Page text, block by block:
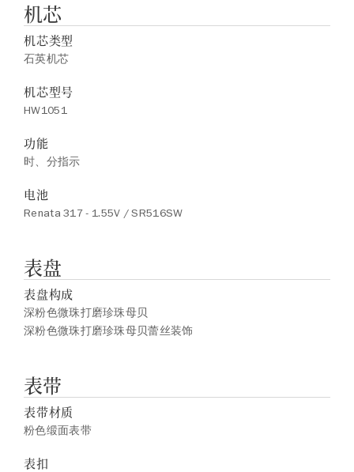
机芯
机芯类型
石英机芯
机芯型号
HW1051
功能
时、分指示
电池
Renata 317 - 1.55V / SR516SW
表盘
表盘构成
深粉色微珠打磨珍珠母贝
深粉色微珠打磨珍珠母贝蕾丝装饰
表带
表带材质
粉色缎面表带
表扣